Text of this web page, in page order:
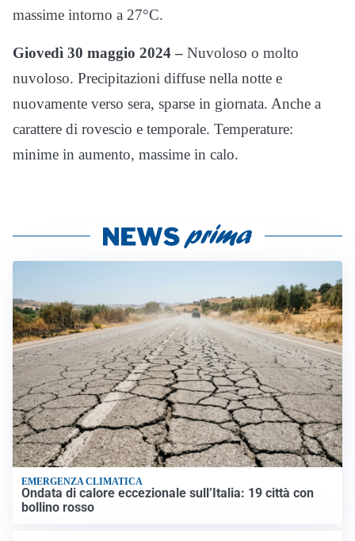
massime intorno a 27°C.
Giovedì 30 maggio 2024 – Nuvoloso o molto
nuvoloso. Precipitazioni diffuse nella notte e
nuovamente verso sera, sparse in giornata. Anche a
carattere di rovescio e temporale. Temperature:
minime in aumento, massime in calo.
EMERGENZA CLIMATICA
Ondata di calore eccezionale sull’Italia: 19 città con
bollino rosso